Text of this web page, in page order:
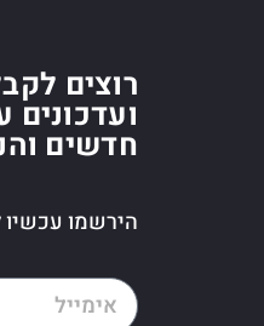
רוצים
ועדכונים
חדשים
הירשמו עכשיו